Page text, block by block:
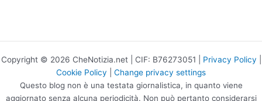
Copyright © 2026 CheNotizia.net | CIF: B76273051 | Privacy Policy
Cookie Policy
Change privacy settings
Questo blog non è una testata giornalistica, in quanto viene
aggiornato senza alcuna periodicità. Non può pertanto considerarsi